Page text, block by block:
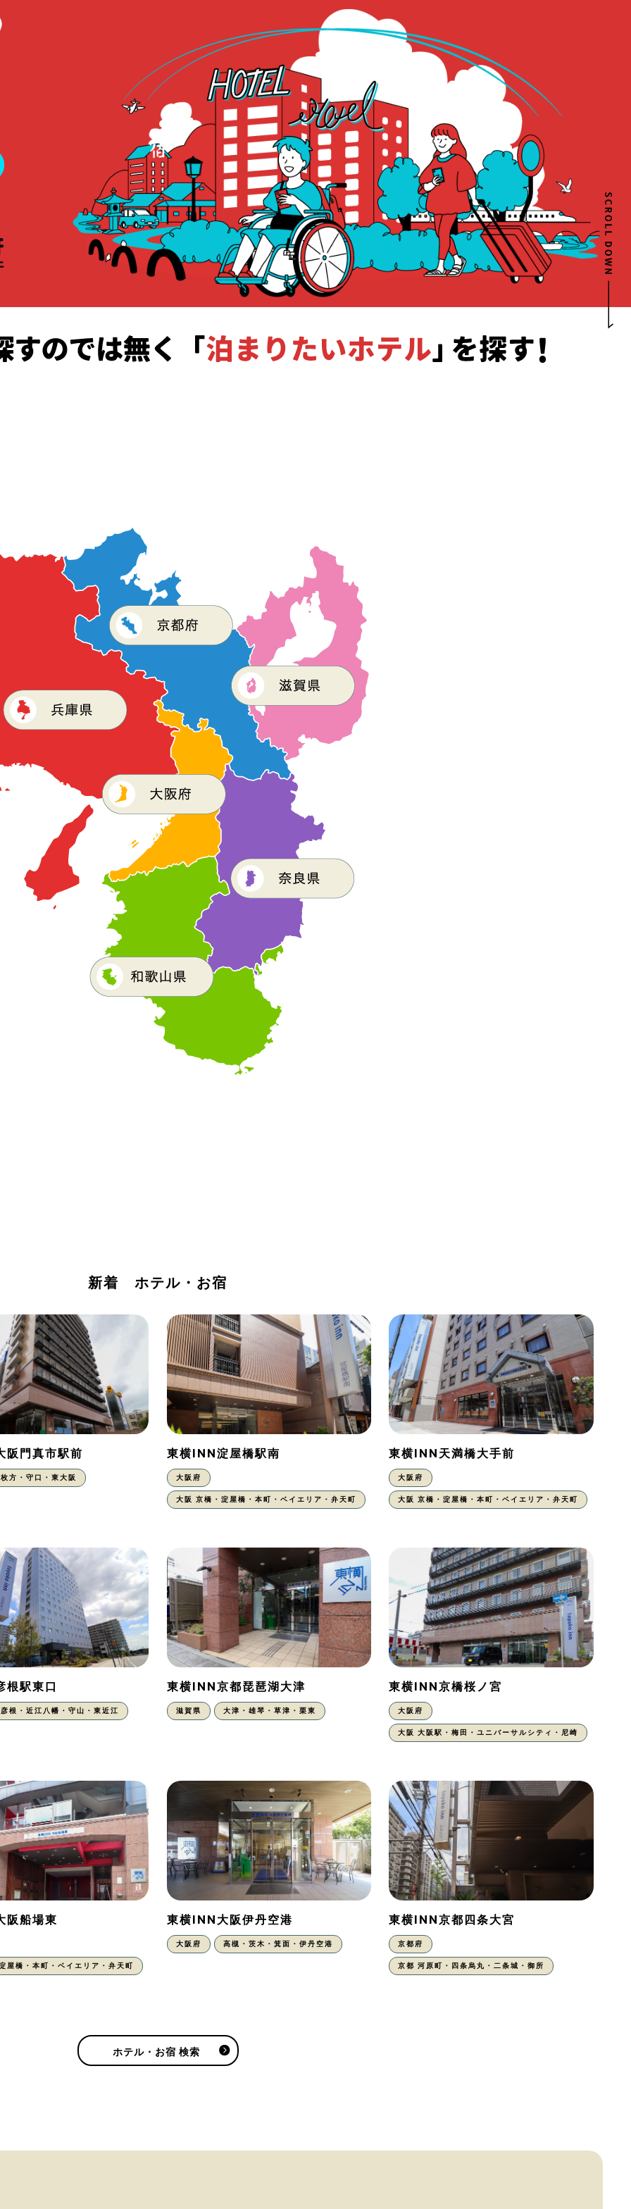
新着 ホテル・お宿
阪門真市駅前
枚方・守口・東大阪
東横INN淀屋橋駅南
大阪府
大阪 京橋・淀屋橋・本町・ベイエリア・弁天町
東横INN天満橋大手前
大阪府
大阪 京橋・淀屋橋・本町・ベイエリア・弁天町
根駅東口
彦根・近江八幡・守山・東近江
東横INN京都琵琶湖大津
滋賀県 大津・雄琴・草津・栗東
東横INN京橋桜ノ宮
大阪府
大阪 大阪駅・梅田・ユニバーサルシティ・尼崎
阪船場東
屋橋・本町・ベイエリア・弁天町
東横INN大阪伊丹空港
大阪府 高槻・茨木・箕面・伊丹空港
東横INN京都四条大宮
京都府
京都 河原町・四条烏丸・二条城・御所
ホテル・お宿 検索